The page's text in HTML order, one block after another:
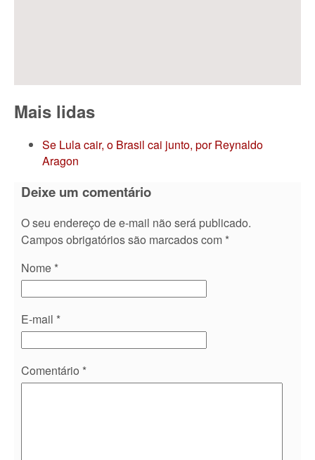
Mais lidas
Se Lula cair, o Brasil cai junto, por Reynaldo
Aragon
Deixe um comentário
O seu endereço de e-mail não será publicado.
Campos obrigatórios são marcados com *
Nome *
E-mail *
Comentário *